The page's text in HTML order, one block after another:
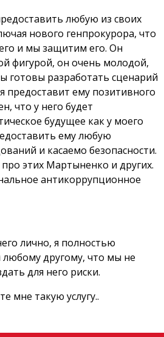
любую из своих
нового генпрокурора, что
и мы защитим его. Он
фигурой, он очень молодой,
готовы разработать сценарий
предоставит ему позитивного
что у него будет
будущее как у моего
ему любую
и касаемо безопасности.
этих Мартыненко и других.
антикоррупционное
лично, я полностью
другому, что мы не
для него риски.
мне такую услугу..